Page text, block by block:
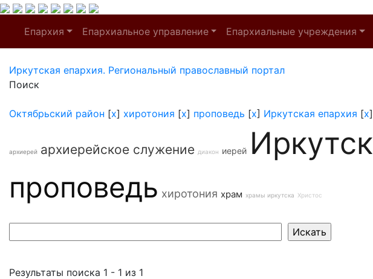
Епархия Епархиальное управление Епархиальные учреждения
Иркутская епархия. Региональный православный портал
Поиск
Октябрьский район [x] хиротония [x] проповедь [x] Иркутская епархия [x]
архиерей архиерейское служение диакон иерей Иркутск
проповедь хиротония храм храмы иркутска Христос
Результаты поиска 1 - 1 из 1